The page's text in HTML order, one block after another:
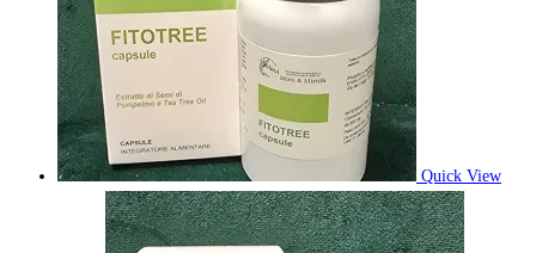
Quick View